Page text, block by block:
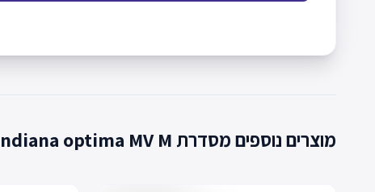
מוצרים נוספים מסדרת Indiana optima MV M